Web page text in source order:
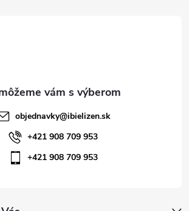
objednavky@ibielizen.sk
+421 908 709 953
+421 908 709 953